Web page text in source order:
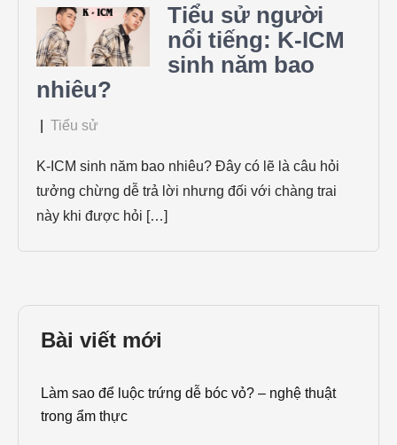
Tiểu sử người
nổi tiếng: K-ICM
sinh năm bao
nhiêu?
Tiểu sử
K-ICM sinh năm bao nhiêu? Đây có lẽ là câu hỏi
tưởng chừng dễ trả lời nhưng đối với chàng trai
này khi được hỏi […]
Bài viết mới
Làm sao để luộc trứng dễ bóc vỏ? – nghệ thuật
trong ẩm thực